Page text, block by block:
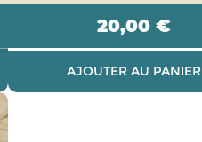
20,00 €
AJOUTER AU PANIER